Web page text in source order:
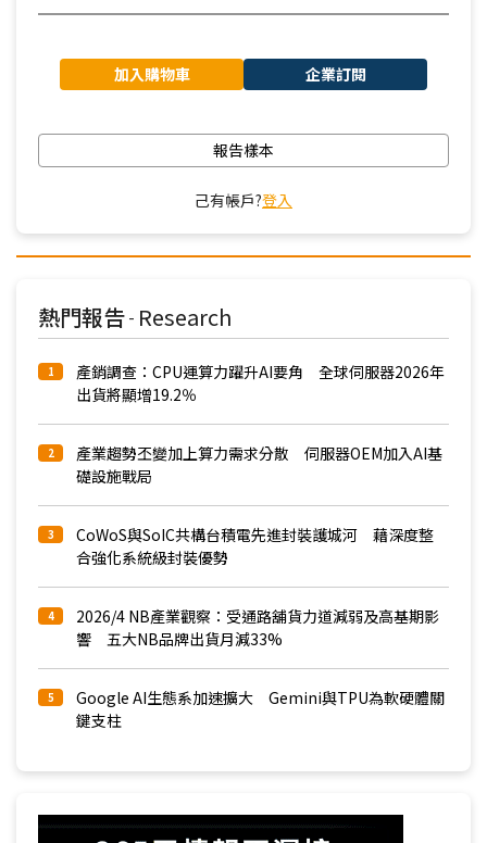
加入購物車 企業訂閱
報告樣本
己有帳戶?登入
熱門報告 - Research
1
產銷調查：CPU運算力躍升AI要角 全球伺服器2026年
出貨將顯增19.2％
2
產業趨勢丕變加上算力需求分散 伺服器OEM加入AI基
礎設施戰局
3
CoWoS與SoIC共構台積電先進封裝護城河 藉深度整
合強化系統級封裝優勢
4
2026/4 NB產業觀察：受通路舖貨力道減弱及高基期影
響 五大NB品牌出貨月減33%
5
Google AI生態系加速擴大 Gemini與TPU為軟硬體關
鍵支柱